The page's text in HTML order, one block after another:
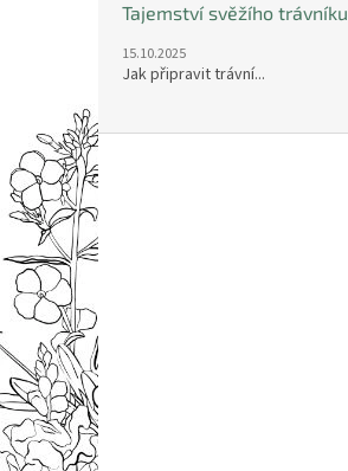
Tajemství svěžího trávníku
15.10.2025
Jak připravit trávní...
á
p
a